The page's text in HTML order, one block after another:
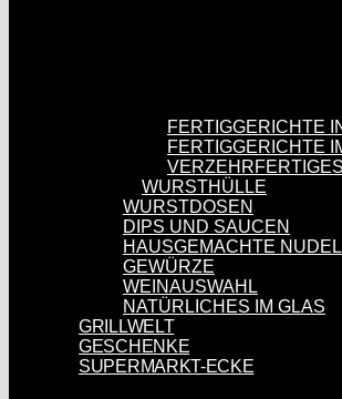
FERTIGGERICHTE
FERTIGGERICHTE
WURSTHÜLLE
WURSTDOSEN
DIPS UND SAUCEN
HAUSGEMACHTE
GEWÜRZE
WEINAUSWAHL
NATÜRLICHES IM GLAS
GRILLWELT
GESCHENKE
SUPERMARKT-ECKE